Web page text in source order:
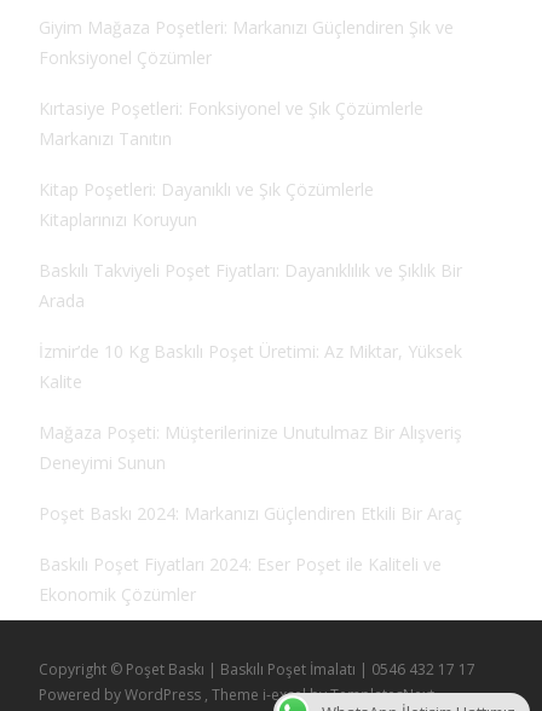
Giyim Mağaza Poşetleri: Markanızı Güçlendiren Şık ve
Fonksiyonel Çözümler
Kırtasiye Poşetleri: Fonksiyonel ve Şık Çözümlerle
Markanızı Tanıtın
Kitap Poşetleri: Dayanıklı ve Şık Çözümlerle
Kitaplarınızı Koruyun
Baskılı Takviyeli Poşet Fiyatları: Dayanıklılık ve Şıklık Bir
Arada
İzmir’de 10 Kg Baskılı Poşet Üretimi: Az Miktar, Yüksek
Kalite
Mağaza Poşeti: Müşterilerinize Unutulmaz Bir Alışveriş
Deneyimi Sunun
Poşet Baskı 2024: Markanızı Güçlendiren Etkili Bir Araç
Baskılı Poşet Fiyatları 2024: Eser Poşet ile Kaliteli ve
Ekonomik Çözümler
Copyright © Poşet Baskı | Baskılı Poşet İmalatı | 0546 432 17 17
Powered by WordPress , Theme i-excelby TemplatesNext.